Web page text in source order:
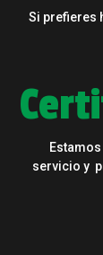
Si prefieres
servicio y